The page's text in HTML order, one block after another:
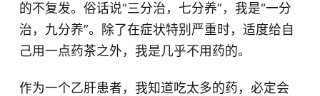
的不复发。俗话说“三分治，七分养”，我是“一分
治，九分养”。除了在症状特别严重时，适度给自
己用一点药茶之外，我是几乎不用药的。
作为一个乙肝患者，我知道吃太多的药，必定会